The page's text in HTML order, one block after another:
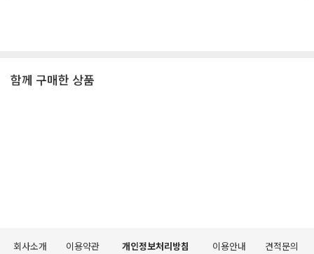
함께 구매한 상품
회사소개 이용약관 개인정보처리방침 이용안내 견적문의